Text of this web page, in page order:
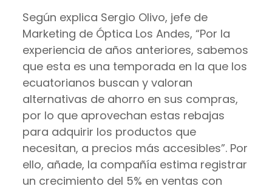
Según explica Sergio Olivo, jefe de
Marketing de Óptica Los Andes, “Por la
experiencia de años anteriores, sabemos
que esta es una temporada en la que los
ecuatorianos buscan y valoran
alternativas de ahorro en sus compras,
por lo que aprovechan estas rebajas
para adquirir los productos que
necesitan, a precios más accesibles”. Por
ello, añade, la compañía estima registrar
un crecimiento del 5% en ventas con